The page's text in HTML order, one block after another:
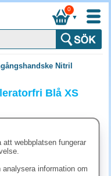
▼
0
Nitril
Blå XS
webbplatsen fungerar
information om